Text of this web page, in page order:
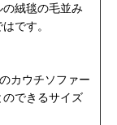
絨毯の毛並み
です。
カウチソファー
できるサイズ